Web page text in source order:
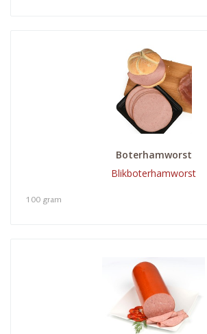
Boterhamworst
Blikboterhamworst
100 gram